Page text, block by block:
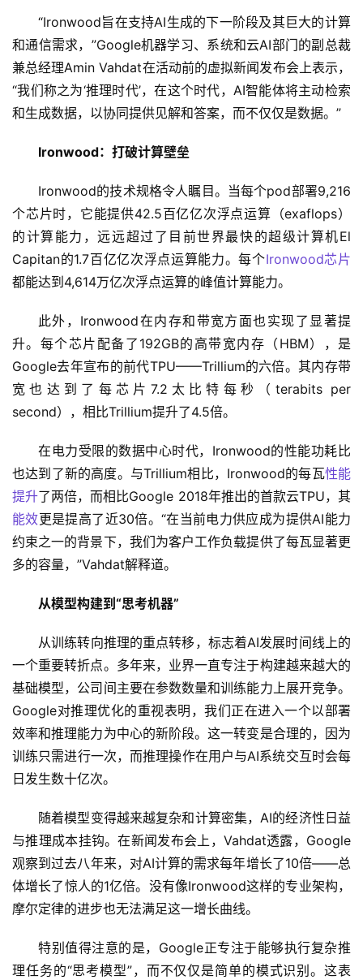
“Ironwood旨在支持AI生成的下一阶段及其巨大的计算
和通信需求，”Google机器学习、系统和云AI部门的副总裁
兼总经理Amin Vahdat在活动前的虚拟新闻发布会上表示，
“我们称之为‘推理时代’，在这个时代，AI智能体将主动检索
和生成数据，以协同提供见解和答案，而不仅仅是数据。”
Ironwood：打破计算壁垒
Ironwood的技术规格令人瞩目。当每个pod部署9,216
个芯片时，它能提供42.5百亿亿次浮点运算（exaflops）
的计算能力，远远超过了目前世界最快的超级计算机El
Capitan的1.7百亿亿次浮点运算能力。每个Ironwood芯片
都能达到4,614万亿次浮点运算的峰值计算能力。
此外，Ironwood在内存和带宽方面也实现了显著提
升。每个芯片配备了192GB的高带宽内存（HBM），是
Google去年宣布的前代TPU——Trillium的六倍。其内存带
宽也达到了每芯片7.2太比特每秒（terabits per
second），相比Trillium提升了4.5倍。
在电力受限的数据中心时代，Ironwood的性能功耗比
也达到了新的高度。与Trillium相比，Ironwood的每瓦性能
提升了两倍，而相比Google 2018年推出的首款云TPU，其
能效更是提高了近30倍。“在当前电力供应成为提供AI能力
约束之一的背景下，我们为客户工作负载提供了每瓦显著更
多的容量，”Vahdat解释道。
从模型构建到“思考机器”
从训练转向推理的重点转移，标志着AI发展时间线上的
一个重要转折点。多年来，业界一直专注于构建越来越大的
基础模型，公司间主要在参数数量和训练能力上展开竞争。
Google对推理优化的重视表明，我们正在进入一个以部署
效率和推理能力为中心的新阶段。这一转变是合理的，因为
训练只需进行一次，而推理操作在用户与AI系统交互时会每
日发生数十亿次。
随着模型变得越来越复杂和计算密集，AI的经济性日益
与推理成本挂钩。在新闻发布会上，Vahdat透露，Google
观察到过去八年来，对AI计算的需求每年增长了10倍——总
体增长了惊人的1亿倍。没有像Ironwood这样的专业架构，
摩尔定律的进步也无法满足这一增长曲线。
特别值得注意的是，Google正专注于能够执行复杂推
理任务的“思考模型”，而不仅仅是简单的模式识别。这表